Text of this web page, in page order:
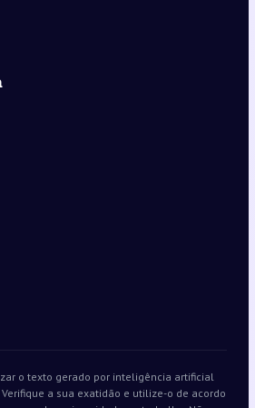
o texto gerado por inteligência artificial
a sua exatidão e utilize-o de acordo